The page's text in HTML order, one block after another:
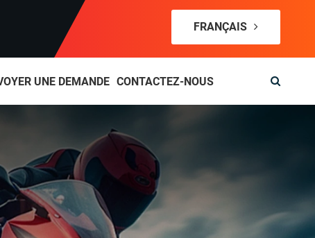
FRANÇAIS
UNE DEMANDE CONTACTEZ-NOUS